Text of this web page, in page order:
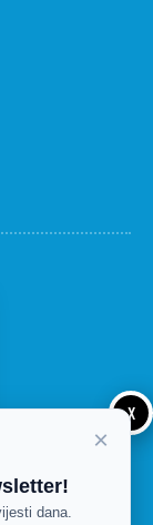
X
×
dana.